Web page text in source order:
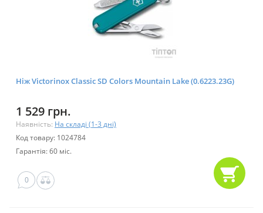
Ніж Victorinox Classic SD Colors Mountain Lake (0.6223.23G)
1 529 грн.
Наявність: На складі (1-3 дні)
Код товару: 1024784
Гарантія: 60 міс.
0